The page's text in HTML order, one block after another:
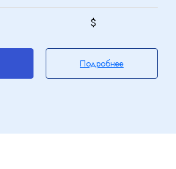
$
Подробнее